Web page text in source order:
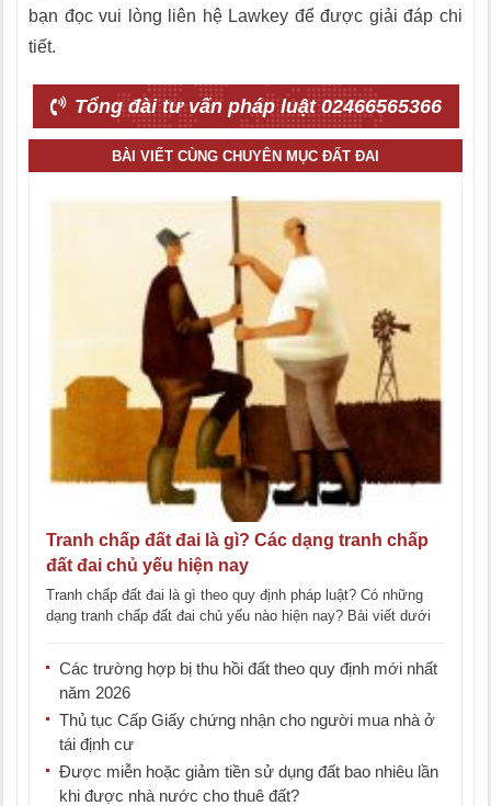
bạn đọc vui lòng liên hệ Lawkey để được giải đáp chi
tiết.
Tổng đài tư vấn pháp luật 02466565366
BÀI VIẾT CÙNG CHUYÊN MỤC ĐẤT ĐAI
Tranh chấp đất đai là gì? Các dạng tranh chấp
đất đai chủ yếu hiện nay
Tranh chấp đất đai là gì theo quy định pháp luật? Có những
dạng tranh chấp đất đai chủ yếu nào hiện nay? Bài viết dưới
Các trường hợp bị thu hồi đất theo quy định mới nhất
năm 2026
Thủ tục Cấp Giấy chứng nhận cho người mua nhà ở
tái định cư
Được miễn hoặc giảm tiền sử dụng đất bao nhiêu lần
khi được nhà nước cho thuê đất?